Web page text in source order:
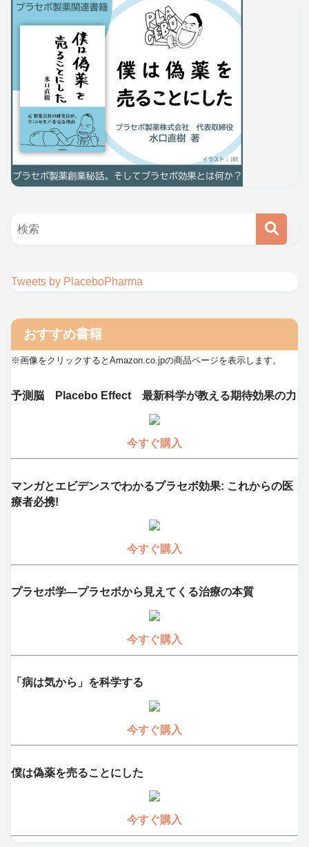
Tweets by PlaceboPharma
おすすめ書籍
※画像をクリックするとAmazon.co.jpの商品ページを表示します。
予測脳 Placebo Effect 最新科学が教える期待効果の力
今すぐ購入
マンガとエビデンスでわかるプラセボ効果: これからの医
療者必携!
今すぐ購入
プラセボ学―プラセボから見えてくる治療の本質
今すぐ購入
「病は気から」を科学する
今すぐ購入
僕は偽薬を売ることにした
今すぐ購入